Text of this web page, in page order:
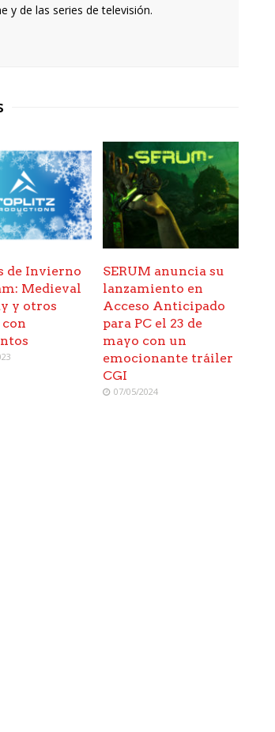
y de las series de televisión.
de Invierno
Medieval
y otros
SERUM anuncia su
lanzamiento en
Acceso Anticipado
para PC el 23 de
mayo con un
emocionante tráiler
CGI
07/05/2024